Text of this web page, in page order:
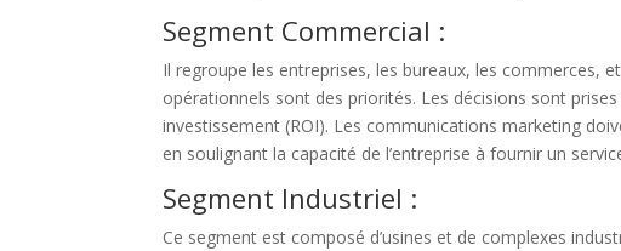
Segment Commercial :
Il regroupe les entreprises, les bureaux, les commerces,
opérationnels sont des priorités. Les décisions sont
investissement (ROI). Les communications marketing
en soulignant la capacité de l’entreprise à fournir un
Segment Industriel :
Ce segment est composé d’usines et de complexes